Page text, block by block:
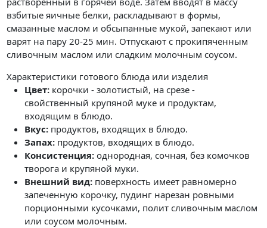
взбитые яичные белки, раскладывают в формы,
смазанные маслом и обсыпанные мукой, запекают или
варят на пару 20-25 мин. Отпускают с прокипяченным
сливочным маслом или сладким молочным соусом.
Характеристики готового блюда или изделия
Цвет: корочки - золотистый, на срезе -
свойственный крупяной муке и продуктам,
входящим в блюдо.
Вкус: продуктов, входящих в блюдо.
Запах: продуктов, входящих в блюдо.
Консистенция: однородная, сочная, без комочков
творога и крупяной муки.
Внешний вид: поверхность имеет равномерно
запеченную корочку, пудинг нарезан ровными
порционными кусочками, полит сливочным маслом
или соусом молочным.